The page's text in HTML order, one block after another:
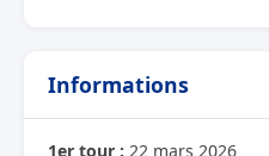
Informations
1er tour : 22 mars 2026